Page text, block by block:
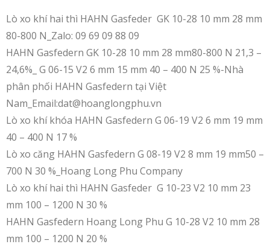
Lò xo khí hai thì HAHN Gasfeder GK 10-28 10 mm 28 mm
80-800 N_Zalo: 09 69 09 88 09
HAHN Gasfedern GK 10-28 10 mm 28 mm80-800 N 21,3 –
24,6%_ G 06-15 V2 6 mm 15 mm 40 – 400 N 25 %-Nhà
phân phối HAHN Gasfedern tại Việt
Nam_Email:dat@hoanglongphu.vn
Lò xo khí khóa HAHN Gasfedern G 06-19 V2 6 mm 19 mm
40 – 400 N 17 %
Lò xo căng HAHN Gasfedern G 08-19 V2 8 mm 19 mm50 –
700 N 30 %_Hoang Long Phu Company
Lò xo khí hai thì HAHN Gasfeder G 10-23 V2 10 mm 23
mm 100 – 1200 N 30 %
HAHN Gasfedern Hoang Long Phu G 10-28 V2 10 mm 28
mm 100 – 1200 N 20 %